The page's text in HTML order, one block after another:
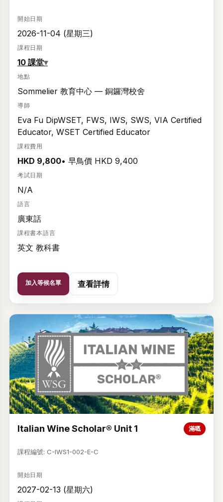
歡迎回來。登入後即可查看和管理您報讀的活動和課程時間表。
電郵
登入
建立帳戶
開始日期
2026-11-04 (星期三)
課程日期
10 課堂▾
地點
Sommelier 教育中心 — 銅鑼灣校舍
導師
Eva Fu DipWSET, FWS, IWS, SWS, VIA Certified
Educator, WSET Certified Educator
課程費用
HKD 9,800• 早鳥價 HKD 9,400
考試日期
N/A
語言
廣東話
課程書本語言
英文 教科書
加入等候名單 查看詳情
Italian Wine Scholar® Unit 1 滿嘅
課程編號: C-IWS1-002-E-C
開始日期
2027-02-13 (星期六)